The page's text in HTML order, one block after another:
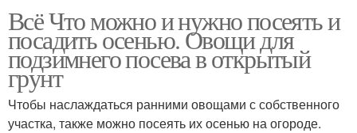
Всё Что можно и нужно посеять и
посадить осенью. Овощи для
подзимнего посева в открытый
грунт
Чтобы наслаждаться ранними овощами с собственного
участка, также можно посеять их осенью на огороде.